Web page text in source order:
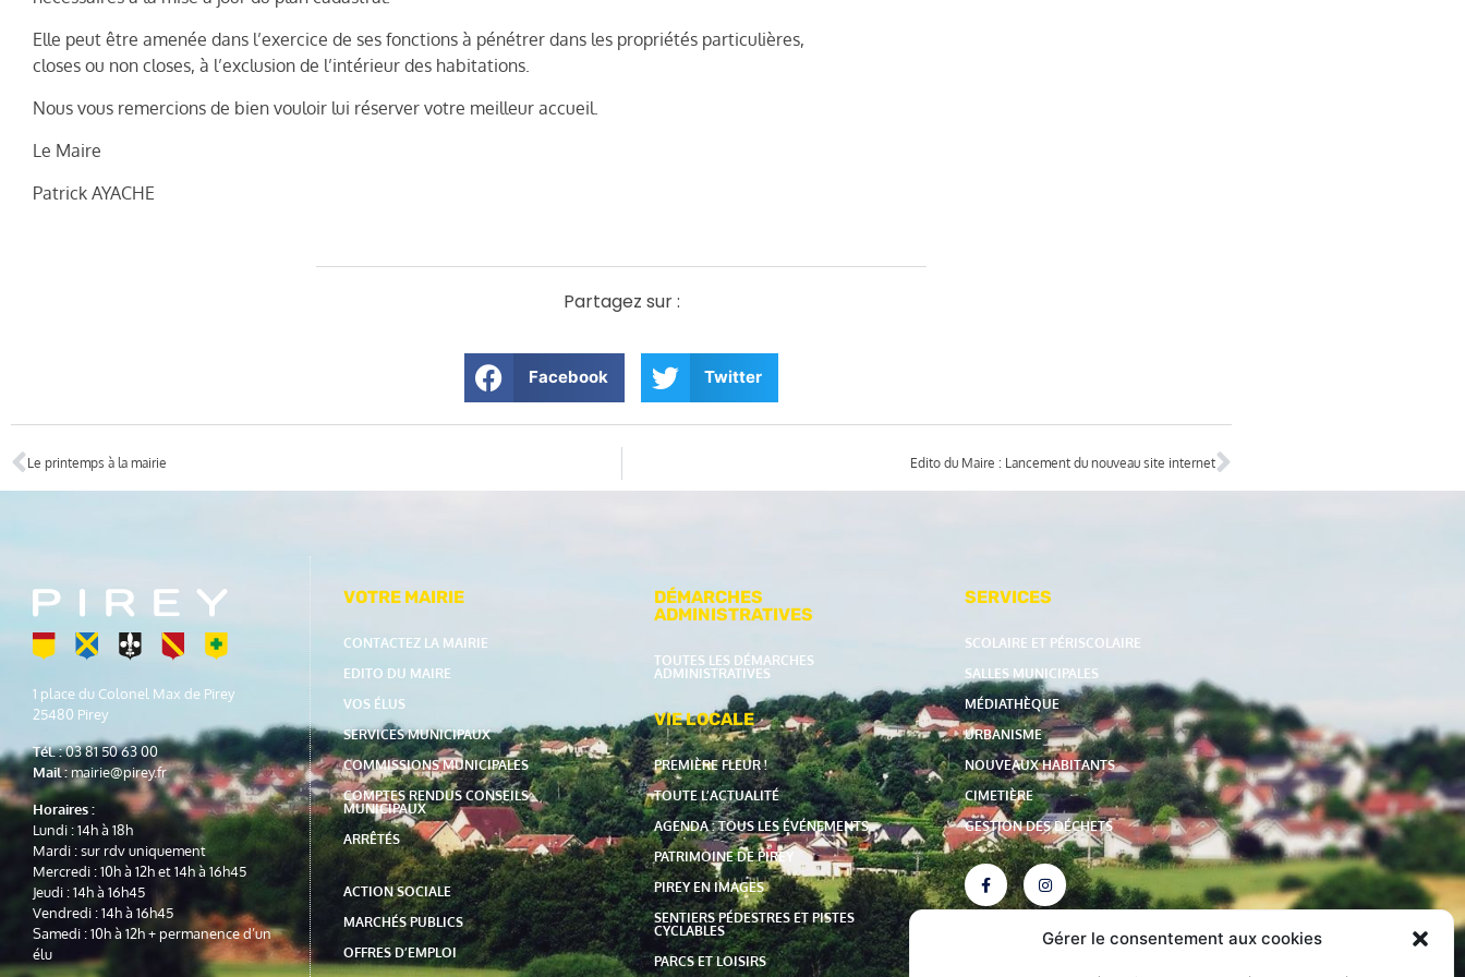
Gérer le consentement aux cookies
Elle peut être amenée dans l’exercice de ses fonctions à pénétrer dans les propriétés particulières,
closes ou non closes, à l’exclusion de l’intérieur des habitations.
Nous vous remercions de bien vouloir lui réserver votre meilleur accueil.
Le Maire
Patrick AYACHE
Partagez sur :
Facebook Twitter
Le printemps à la mairie Edito du Maire : Lancement du nouveau site internet
1 place du Colonel Max de Pirey
25480 Pirey
Tél. :03 81 50 63 00
Mail :mairie@pirey.fr
Horaires :
Lundi : 14h à 18h
Mardi : sur rdv uniquement
Mercredi : 10h à 12h et 14h à 16h45
Jeudi : 14h à 16h45
Vendredi : 14h à 16h45
Samedi : 10h à 12h + permanence d’un
élu
VOTRE MAIRIE
CONTACTEZ LA MAIRIE
EDITO DU MAIRE
VOS ÉLUS
SERVICES MUNICIPAUX
COMMISSIONS MUNICIPALES
COMPTES RENDUS CONSEILS
MUNICIPAUX
ARRÊTÉS
ACTION SOCIALE
MARCHÉS PUBLICS
OFFRES D’EMPLOI
DÉMARCHES
ADMINISTRATIVES
TOUTES LES DÉMARCHES
ADMINISTRATIVES
VIE LOCALE
PREMIÈRE FLEUR !
TOUTE L’ACTUALITÉ
AGENDA : TOUS LES ÉVÉNEMENTS
PATRIMOINE DE PIREY
PIREY EN IMAGES
SENTIERS PÉDESTRES ET PISTES
CYCLABLES
PARCS ET LOISIRS
SERVICES
SCOLAIRE ET PÉRISCOLAIRE
SALLES MUNICIPALES
MÉDIATHÈQUE
URBANISME
NOUVEAUX HABITANTS
CIMETIÈRE
GESTION DES DÉCHETS